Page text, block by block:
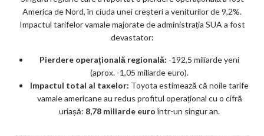
America de Nord, în ciuda unei creșteri a veniturilor de 9,2%.
Impactul tarifelor vamale majorate de administrația SUA a fost
devastator:
Pierdere operațională regională: -192,5 miliarde yeni
(aprox. -1,05 miliarde euro).
Impactul total al taxelor: Toyota estimează că noile tarife
vamale americane au redus profitul operațional cu o cifră
uriașă: 8,78 miliarde euroîntr-un singur an.